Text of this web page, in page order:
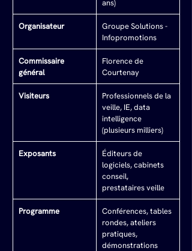
ans)
Organisateur
Groupe Solutions -
Infopromotions
Commissaire
général
Florence de
Courtenay
Visiteurs
Professionnels de la
veille, IE, data
intelligence
(plusieurs milliers)
Exposants
Éditeurs de
logiciels, cabinets
conseil,
prestataires veille
Programme
Conférences, tables
rondes, ateliers
pratiques,
démonstrations